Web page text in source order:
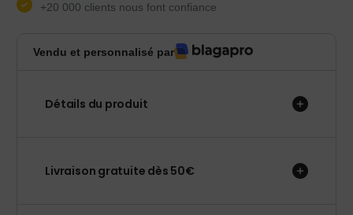
+20 000 clients nous font confiance
Vendu et personnalisé par
Détails du produit
Livraison gratuite dès 50€